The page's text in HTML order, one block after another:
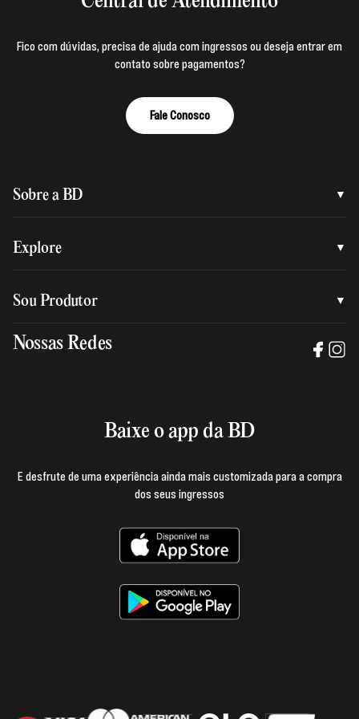
Fico com dúvidas, precisa de ajuda com ingressos ou deseja entrar em
contato sobre pagamentos?
Fale Conosco
Sobre a BD
Quem somos
Política de privacidade
Explore
Assessoria de imprensa
Trabalhe na BD
Sou Produtor
Manual de mídia e da marca BD
Nossas Redes
Baixe o app da BD
E desfrute de uma experiência ainda mais customizada para a compra
dos seus ingressos